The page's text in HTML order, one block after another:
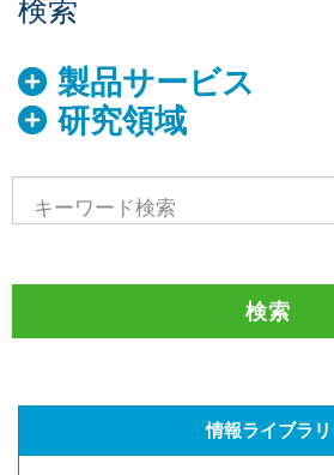
検索
製品サービス
研究領域
情報ライブラリ